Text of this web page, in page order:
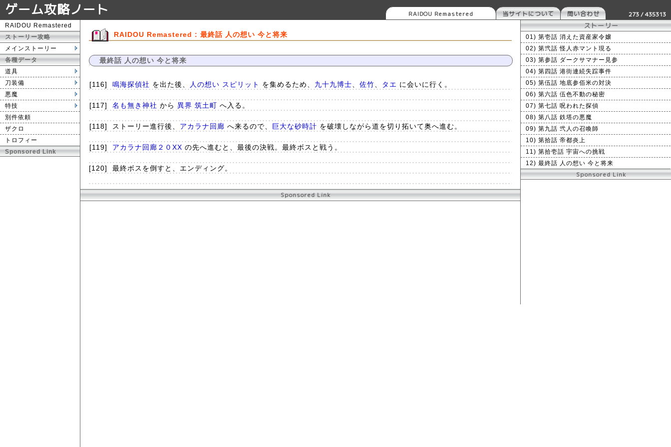
ゲーム攻略ノート 273 / 435313
RAIDOU Remastered 当サイトについて 問い合わせ
RAIDOU Remastered
ストーリー攻略
メインストーリー
各種データ
道具
刀装備
悪魔
特技
別件依頼
ザクロ
トロフィー
Sponsored Link
RAIDOU Remastered : 最終話 人の想い 今と将来
最終話 人の想い 今と将来
[116] 鳴海探偵社 を出た後、 人の想い スピリット を集めるため、 九十九博士 佐竹 タエ に会いに行く。
[117] 名も無き神社 から 異界 筑土町 へ入る。
[118] ストーリー進行後、 アカラナ回廊 へ来るので、 巨大な砂時計 を破壊しながら道を切り拓いて奥へ進む。
[119] アカラナ回廊２０XX の先へ進むと、最後の決戦。最終ボスと戦う。
[120] 最終ボスを倒すと、エンディング。
Sponsored Link
ストーリー
01) 第壱話 消えた資産家令嬢
02) 第弐話 怪人赤マント現る
03) 第参話 ダークサマナー見参
04) 第四話 港街連続失踪事件
05) 第伍話 地底参佰米の対決
06) 第六話 伍色不動の秘密
07) 第七話 呪われた探偵
08) 第八話 鉄塔の悪魔
09) 第九話 弐人の召喚師
10) 第拾話 帝都炎上
11) 第拾壱話 宇宙への挑戦
12) 最終話 人の想い 今と将来
Sponsored Link